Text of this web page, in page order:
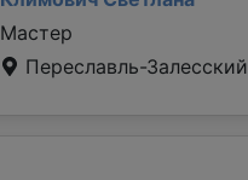
Мастер
Переславль-Залесский